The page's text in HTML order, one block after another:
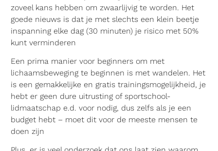
zoveel kans hebben om zwaarlijvig te worden. Het
goede nieuws is dat je met slechts een klein beetje
inspanning elke dag (30 minuten) je risico met 50%
kunt verminderen
Een prima manier voor beginners om met
lichaamsbeweging te beginnen is met wandelen. Het
is een gemakkelijke en gratis trainingsmogelijkheid, je
hebt er geen dure uitrusting of sportschool-
lidmaatschap e.d. voor nodig, dus zelfs als je een
budget hebt – moet dit voor de meeste mensen te
doen zijn